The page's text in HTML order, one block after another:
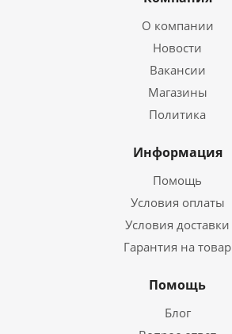
О компании
Новости
Вакансии
Магазины
Политика
Информация
Помощь
Условия оплаты
Условия доставки
Гарантия на товар
Помощь
Блог